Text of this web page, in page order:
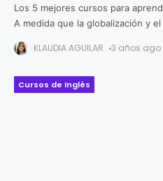
Los 5 mejores cursos para
A medida que la globalización y
KLAUDIA AGUILAR 3 años ago
Cursos de Inglés